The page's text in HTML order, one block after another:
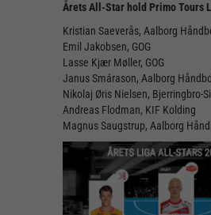
Årets All-Star hold Primo Tours
Kristian Saeverås, Aalborg
Emil Jakobsen, GOG
Lasse Kjær Møller, GOG
Janus Smárason, Aalborg
Nikolaj Øris Nielsen, Bjerringbro-
Andreas Flodman, KIF Kolding
Magnus Saugstrup, Aalborg